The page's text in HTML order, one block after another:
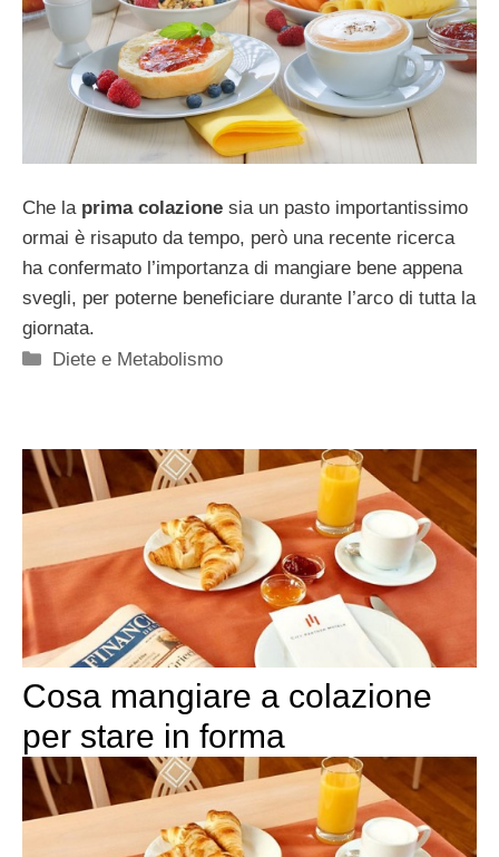
Che la prima colazione sia un pasto importantissimo
ormai è risaputo da tempo, però una recente ricerca
ha confermato l’importanza di mangiare bene appena
svegli, per poterne beneficiare durante l’arco di tutta la
giornata.
Categorie
Diete e Metabolismo
Cosa mangiare a colazione
per stare in forma